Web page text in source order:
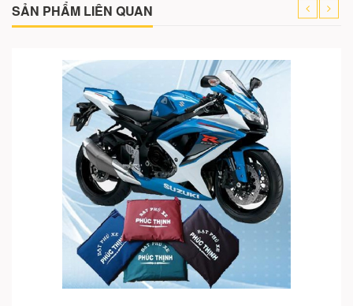
SẢN PHẨM LIÊN QUAN
Cho vào giỏ hàng